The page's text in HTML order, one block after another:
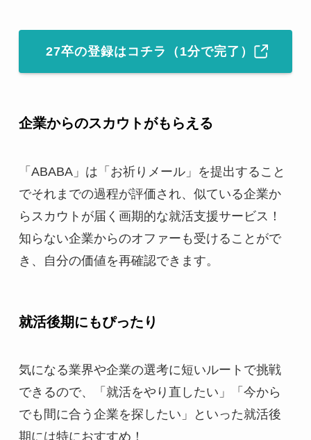
27卒の登録はコチラ（1分で完了）
企業からのスカウトがもらえる
「ABABA」は「お祈りメール」を提出すること
でそれまでの過程が評価され、似ている企業か
らスカウトが届く画期的な就活支援サービス！
知らない企業からのオファーも受けることがで
き、自分の価値を再確認できます。
就活後期にもぴったり
気になる業界や企業の選考に短いルートで挑戦
できるので、「就活をやり直したい」「今から
でも間に合う企業を探したい」といった就活後
期には特におすすめ！